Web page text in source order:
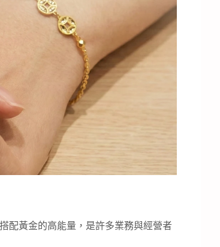
配黃金的高能量，是許多業務與經營者